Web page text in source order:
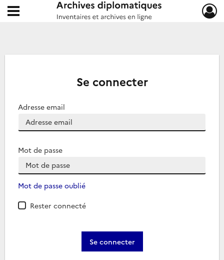
Archives diplomatiques
Ouvrir le menu déroulant
Se connecter
Adresse email
Mot de passe
Mot de passe oublié
Rester connecté
Se connecter